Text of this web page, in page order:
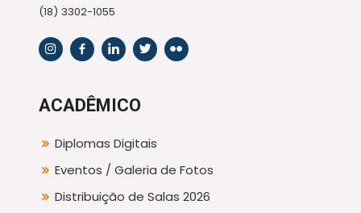
(18) 3302-1055
ACADÊMICO
Diplomas Digitais
Eventos / Galeria de Fotos
Distribuição de Salas 2026